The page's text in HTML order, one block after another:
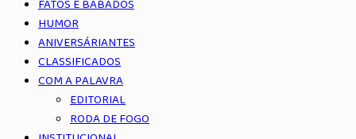
FATOS E BABADOS
HUMOR
ANIVERSÁRIANTES
CLASSIFICADOS
COM A PALAVRA
EDITORIAL
RODA DE FOGO